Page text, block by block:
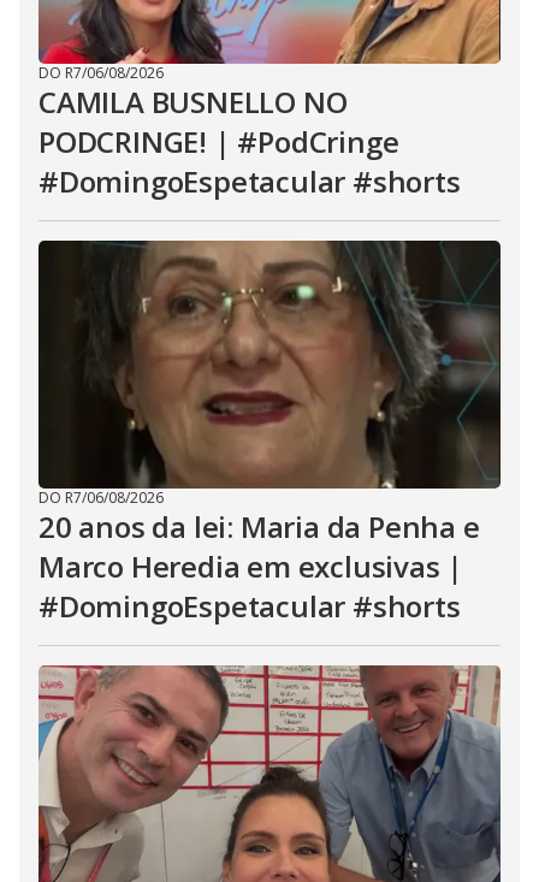
DO R7/06/08/2026
CAMILA BUSNELLO NO
PODCRINGE! | #PodCringe
#DomingoEspetacular #shorts
DO R7/06/08/2026
20 anos da lei: Maria da Penha e
Marco Heredia em exclusivas |
#DomingoEspetacular #shorts